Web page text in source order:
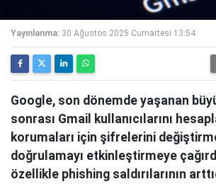
Yayınlanma: 30 Ağustos 2025 Cumartesi 13:54
Google, son dönemde yaşanan
sonrası Gmail kullanıcılarını
korumaları için şifrelerini
doğrulamayı etkinleştirmeye
özellikle phishing saldırılarının